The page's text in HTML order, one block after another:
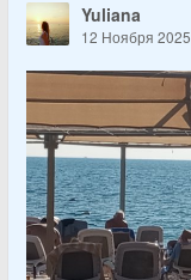
Yuliana
12 Ноября 2025